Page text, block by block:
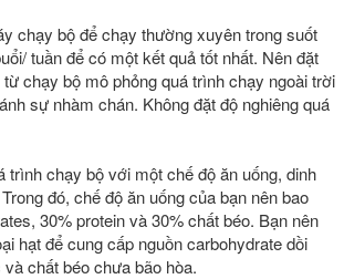
chạy bộ để chạy thường xuyên trong suốt
tuần để có một kết quả tốt nhất. Nên đặt
chạy bộ mô phỏng quá trình chạy ngoài trời
sự nhàm chán. Không đặt độ nghiêng quá
trình chạy bộ với một chế độ ăn uống, dinh
đó, chế độ ăn uống của bạn nên bao
30% protein và 30% chất béo. Bạn nên
hạt để cung cấp nguồn carbohydrate dồi
chất béo chưa bão hòa.